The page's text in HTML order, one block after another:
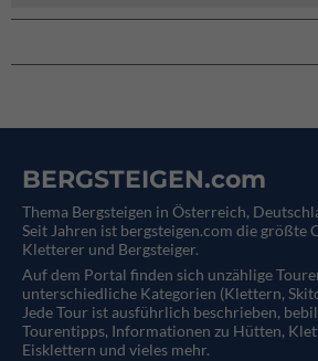
BERGSTEIGEN.com
Thema Bergsteigen in Österreich,
Seit Jahren ist bergsteigen.com die größte
Kletterer und Bergsteiger.
Auf dem Portal finden sich unzählige
unterschiedliche Kategorien (Klettern,
Jede Tour ist ausführlich beschrieben,
Tourentipps, Informationen zu Hütten,
Eisklettern und vieles mehr.